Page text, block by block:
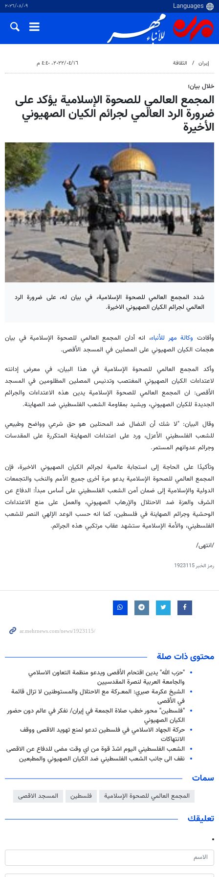
٠٩‏/٠٨‏/٢٠٢٦
إيران الثقافة ١٦‏/٠٤‏/٢٠٢٢، ٤:٤٠ م
خلال بيان؛
المجمع العالمي للصحوة الإسلامية يؤكد على
ضرورة الرد العالمي لجرائم الكيان الصهيوني
الأخيرة
شدد المجمع العالمي للصحوة الإسلامية، في بيان له، على ضرورة الرد
العالمي لجرائم الكيان الصهيوني الاخيرة.
وأفادت وكالة مهر للأنباء، انه أدان المجمع العالمي للصحوة الإسلامية في بيان
هجمات الكيان الصهيوني على المصلين في المسجد الأقصى.
وأكد المجمع العالمي للصحوة الإسلامية في هذا البيان، في معرض إدانته
لاعتداءات الكيان الصهيوني المغتصب وتدنيس المصلين المظلومين في المسجد
الأقصى: ان المجمع العالمي للصحوة الإسلامية يدين هذه الاعتداءات والجرائم
الجديدة للكيان الصهيوني، ويشيد بمقاومة الشعب الفلسطيني ضد الصهاينة.
وقال البيان: "لا شك أن النضال ضد المحتلين هو حق شرعي وواضح وطبيعي
للشعب الفلسطيني الأعزل، ورد على اعتداءات الصهاينة المتكررة على المقدسات
وجرائم عدوانهم المستمر.
وتأكيدًا على الحاجة إلى استجابة عالمية لجرائم الكيان الصهيوني الاخيرة، فإن
المجمع العالمي للصحوة الإسلامية يدعو مرة أخرى جميع الأمم والنخب والتجمعات
الدولية والإسلامية إلى ضمان أمن الشعب الفلسطيني على أساس مبدأ: الدفاع عن
الشرف والعزة ضد الاحتلال والإرهاب الصهيوني، والعمل على منع الاعتداءات
الوحشية وجرائم الصهاينة في فلسطين، كما انه حسب الوعد الإلهي النصر للشعب
الفلسطيني، والأمة الإسلامية ستشهد عقاب مرتكبي هذه الجرائم.
/انتهى/
رمز الخبر1923115
محتوى ذات صلة
"حزب الله" يدين اقتحام الأقصى ويدعو منظمة التعاون الاسلامي
والجامعة العربية لنصرة المقدسيين
الشيخ عكرمة صبري: المعــركة مع الاحتلال والمستوطنين لا تزال قائمة
في الأقصى
"فلسطين" محور خطب صلاة الجمعة في إيران/ نفكر في عالم دون حضور
الكيان الصهيوني
حركة الجهاد الاسلامي في فلسطين تدعو لمنع تهويد الاقصى ووقف
الانتهاكات
الشعب الفلسطيني اليوم اشدّ قوة من اي وقت مضى للدفاع عن الاقصى
نقف الى جانب الشعب الفلسطيني ضد الكيان الصهيوني والمطبعين
سمات
المجمع العالمي للصحوة الإسلامیة فلسطين المسجد الاقصى
تعليقك